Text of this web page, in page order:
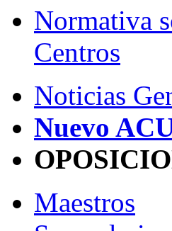
Normativa
Centros
Noticias
Nuevo
Maestros